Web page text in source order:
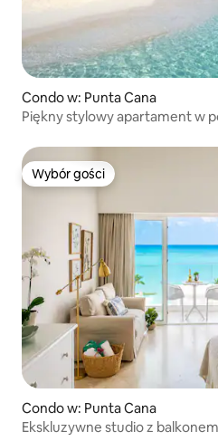
Condo w: Punta Cana
Piękny stylowy apartament w
Wybór gości
Wybór gości
Condo w: Punta Cana
Ekskluzywne studio z